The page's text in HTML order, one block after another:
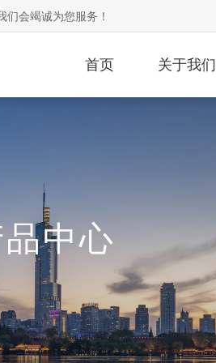
会竭诚为您服务！
首页 关于我们
中心